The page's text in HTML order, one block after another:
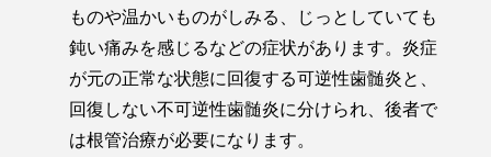
ものや温かいものがしみる、じっとしていても
鈍い痛みを感じるなどの症状があります。炎症
が元の正常な状態に回復する可逆性歯髄炎と、
回復しない不可逆性歯髄炎に分けられ、後者で
は根管治療が必要になります。